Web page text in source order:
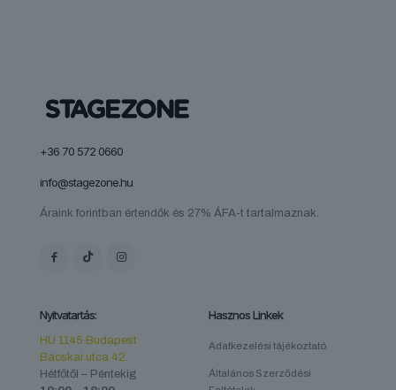
+36 70 572 0660
info@stagezone.hu
Áraink forintban értendők és 27% ÁFA-t tartalmaznak.
Nyitvatartás:
HU 1145 Budapest
Bácskai utca 42.
Hétfőtől – Péntekig
Hasznos Linkek
Adatkezelési tájékoztató
Általános Szerződési